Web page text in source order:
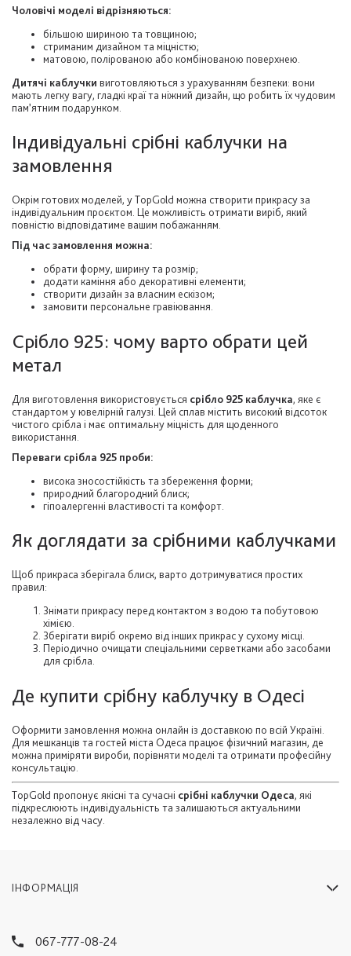
Чоловічі моделі відрізняються:
більшою шириною та товщиною;
стриманим дизайном та міцністю;
матовою, полірованою або комбінованою поверхнею.
Дитячі каблучки виготовляються з урахуванням безпеки: вони
мають легку вагу, гладкі краї та ніжний дизайн, що робить їх чудовим
пам’ятним подарунком.
Індивідуальні срібні каблучки на
замовлення
Окрім готових моделей, у TopGold можна створити прикрасу за
індивідуальним проєктом. Це можливість отримати виріб, який
повністю відповідатиме вашим побажанням.
Під час замовлення можна:
обрати форму, ширину та розмір;
додати каміння або декоративні елементи;
створити дизайн за власним ескізом;
замовити персональне гравіювання.
Срібло 925: чому варто обрати цей
метал
Для виготовлення використовується срібло 925 каблучка, яке є
стандартом у ювелірній галузі. Цей сплав містить високий відсоток
чистого срібла і має оптимальну міцність для щоденного
використання.
Переваги срібла 925 проби:
висока зносостійкість та збереження форми;
природний благородний блиск;
гіпоалергенні властивості та комфорт.
Як доглядати за срібними каблучками
Щоб прикраса зберігала блиск, варто дотримуватися простих
правил:
Знімати прикрасу перед контактом з водою та побутовою
хімією.
Зберігати виріб окремо від інших прикрас у сухому місці.
Періодично очищати спеціальними серветками або засобами
для срібла.
Де купити срібну каблучку в Одесі
Оформити замовлення можна онлайн із доставкою по всій Україні.
Для мешканців та гостей міста Одеса працює фізичний магазин, де
можна приміряти вироби, порівняти моделі та отримати професійну
консультацію.
TopGold пропонує якісні та сучасні срібні каблучки Одеса, які
підкреслюють індивідуальність та залишаються актуальними
незалежно від часу.
ІНФОРМАЦІЯ
067-777-08-24